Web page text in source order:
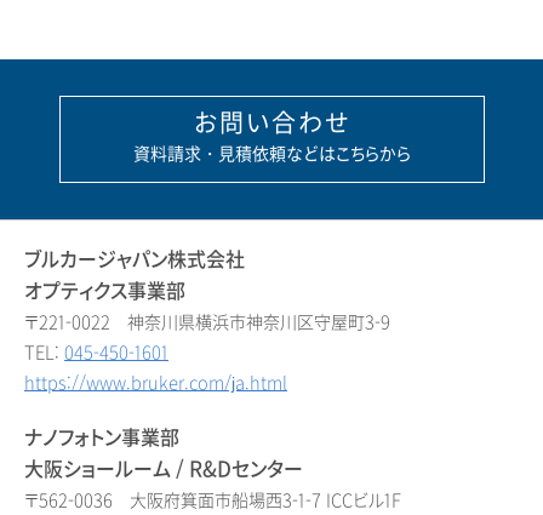
お問い合わせ
資料請求・見積依頼などはこちらから
ブルカージャパン株式会社
オプティクス事業部
〒221-0022 神奈川県横浜市神奈川区守屋町3-9
TEL: 045-450-1601
https://www.bruker.com/ja.html
ナノフォトン事業部
大阪ショールーム / R&Dセンター
〒562-0036 大阪府箕面市船場西3-1-7 ICCビル1F